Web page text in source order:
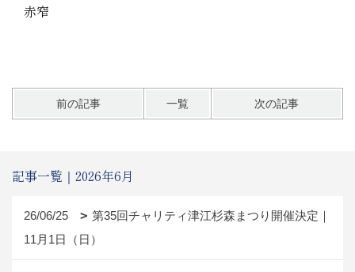
赤窄
前の記事 一覧 次の記事
記事一覧｜2026年6月
26/06/25
第35回チャリティ津江杉森まつり開催決定｜
11月1日（日）